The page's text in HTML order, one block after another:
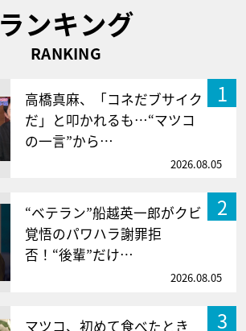
ランキング
RANKING
1
高橋真麻、「コネだブサイク
だ」と叩かれるも…“マツコ
の一言”から…
2026.08.05
2
“ベテラン”船越英一郎がクビ
覚悟のパワハラ謝罪拒
否！“後輩”だけ…
2026.08.05
3
マツコ、初めて食べたとき